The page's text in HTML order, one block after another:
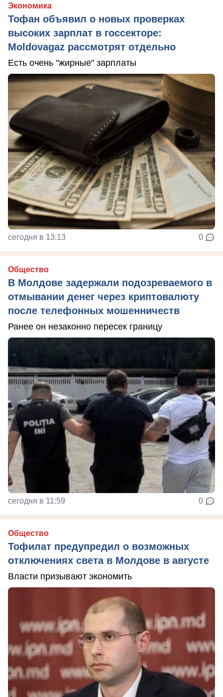
Экономика
Тофан объявил о новых проверках
высоких зарплат в госсекторе:
Moldovagaz рассмотрят отдельно
Есть очень "жирные" зарплаты
сегодня в 13:13 0
Общество
В Молдове задержали подозреваемого в
отмывании денег через криптовалюту
после телефонных мошенничеств
Ранее он незаконно пересек границу
сегодня в 11:59 0
Общество
Тофилат предупредил о возможных
отключениях света в Молдове в августе
Власти призывают экономить